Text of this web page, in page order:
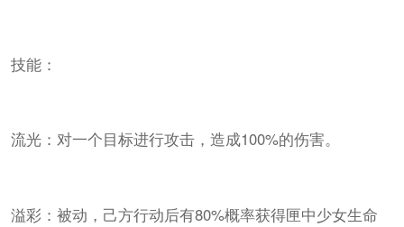
技能：
流光：对一个目标进行攻击，造成100%的伤害。
溢彩：被动，己方行动后有80%概率获得匣中少女生命